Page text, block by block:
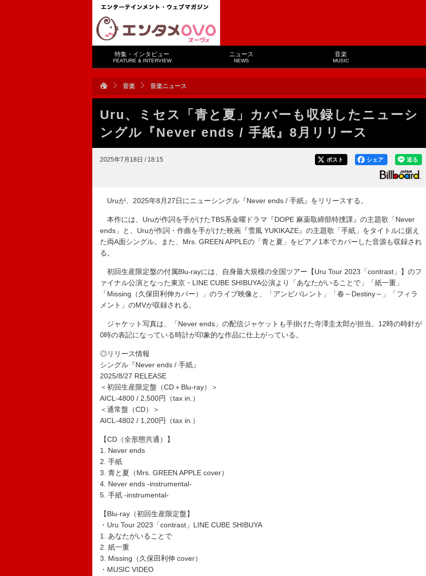
特集・インタビュー
FEATURE & INTERVIEW
ニュース
NEWS
音楽
MUSIC
音楽 音楽ニュース
Uru、ミセス「青と夏」カバーも収録したニューシ
ングル『Never ends / 手紙』8月リリース
2025年7月18日 / 18:15 送る
シェア
ポスト
Uruが、2025年8月27日にニューシングル『Never ends / 手紙』をリリースする。
本作には、Uruが作詞を手がけたTBS系金曜ドラマ『DOPE 麻薬取締部特捜課』の主題歌「Never
ends」と、Uruが作詞・作曲を手がけた映画『雪風 YUKIKAZE』の主題歌「手紙」をタイトルに据え
た両A面シングル。また、Mrs. GREEN APPLEの「青と夏」をピアノ1本でカバーした音源も収録され
る。
初回生産限定盤の付属Blu-rayには、自身最大規模の全国ツアー【Uru Tour 2023「contrast」】のフ
ァイナル公演となった東京・LINE CUBE SHIBUYA公演より「あなたがいることで」「紙一重」
「Missing（久保田利伸カバー）」のライブ映像と、「アンビバレント」「春～Destiny～」「フィラ
メント」のMVが収録される。
ジャケット写真は、「Never ends」の配信ジャケットも手掛けた寺澤圭太郎が担当。12時の時針が
0時の表記になっている時計が印象的な作品に仕上がっている。
◎リリース情報
シングル『Never ends / 手紙』
2025/8/27 RELEASE
＜初回生産限定盤（CD＋Blu-ray）＞
AICL-4800 / 2,500円（tax in.）
＜通常盤（CD）＞
AICL-4802 / 1,200円（tax in.）
【CD（全形態共通）】
1. Never ends
2. 手紙
3. 青と夏（Mrs. GREEN APPLE cover）
4. Never ends -instrumental-
5. 手紙 -instrumental-
【Blu-ray（初回生産限定盤】
・Uru Tour 2023「contrast」LINE CUBE SHIBUYA
1. あなたがいることで
2. 紙一重
3. Missing（久保田利伸 cover）
・MUSIC VIDEO